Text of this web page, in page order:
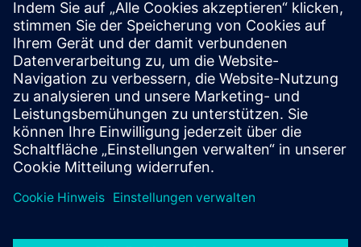
Lesen Sie den Blog
Gewinnen Sie neue Perspektiven auf PLM-Komponenten
und den PLM-Markt im Allgemeinen.
Den Blog zu PLM Components beQuestn